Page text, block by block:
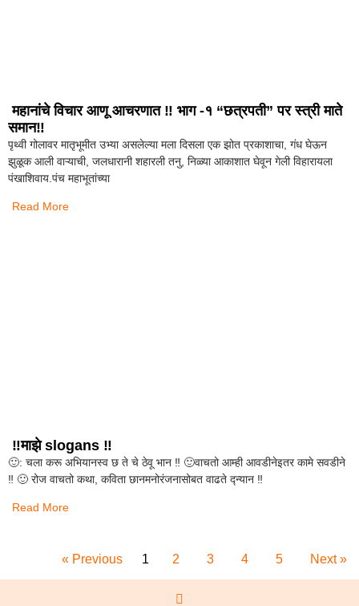
महानांचे विचार आणू आचरणात ‼️ भाग -१ “छत्रपती” पर स्त्री माते
समान‼️
पृथ्वी गोलावर मातृभूमीत उभ्या असलेल्या मला दिसला एक झोत प्रकाशाचा, गंध घेऊन
झुळूक आली वाऱ्याची, जलधारानी शहारली तनु, निळ्या आकाशात घेवून गेली विहारायला
पंखाशिवाय.पंच महाभूतांच्या
Read More
‼️माझे slogans ‼️
🙂: चला करू अभियानस्व छ ते चे ठेवू भान ‼️ 🙂वाचतो आम्ही आवडीनेइतर कामे सवडीने
‼️ 🙂 रोज वाचतो कथा, कविता छानमनोरंजनासोबत वाढते द्न्यान ‼️
Read More
« Previous 1 2 3 4 5 Next »